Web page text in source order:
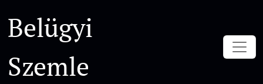
Belügyi
Szemle